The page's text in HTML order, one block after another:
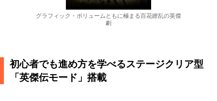
グラフィック・ボリュームともに極まる百花繚乱の英傑
劇
初心者でも進め方を学べるステージクリア型
「英傑伝モード」搭載